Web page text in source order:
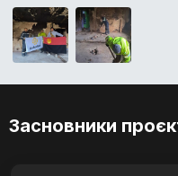
Засновники